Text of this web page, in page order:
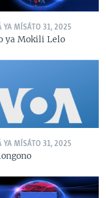
YA MÍSÁTO 31, 2025
ya Mokili Lelo
YA MÍSÁTO 31, 2025